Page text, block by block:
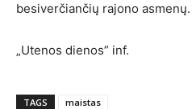
besiverčiančių rajono asmenų.
„Utenos dienos” inf.
TAGS maistas